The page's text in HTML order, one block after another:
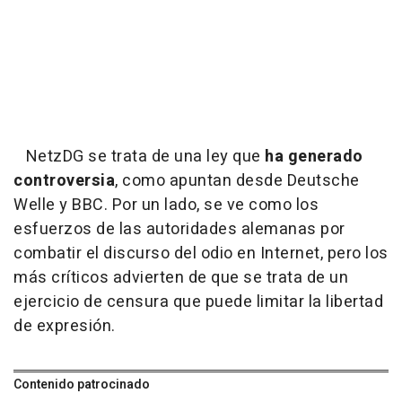
NetzDG se trata de una ley que ha generado
controversia, como apuntan desde Deutsche
Welle y BBC. Por un lado, se ve como los
esfuerzos de las autoridades alemanas por
combatir el discurso del odio en Internet, pero los
más críticos advierten de que se trata de un
ejercicio de censura que puede limitar la libertad
de expresión.
Contenido patrocinado